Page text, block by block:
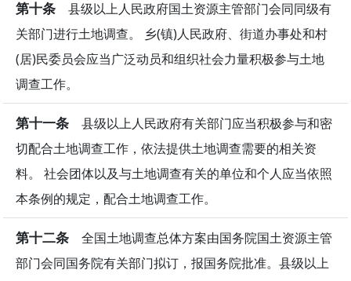
第十条 县级以上人民政府国土资源主管部门会同同级有
关部门进行土地调查。 乡(镇)人民政府、街道办事处和村
(居)民委员会应当广泛动员和组织社会力量积极参与土地
调查工作。
第十一条 县级以上人民政府有关部门应当积极参与和密
切配合土地调查工作，依法提供土地调查需要的相关资
料。 社会团体以及与土地调查有关的单位和个人应当依照
本条例的规定，配合土地调查工作。
第十二条 全国土地调查总体方案由国务院国土资源主管
部门会同国务院有关部门拟订，报国务院批准。县级以上